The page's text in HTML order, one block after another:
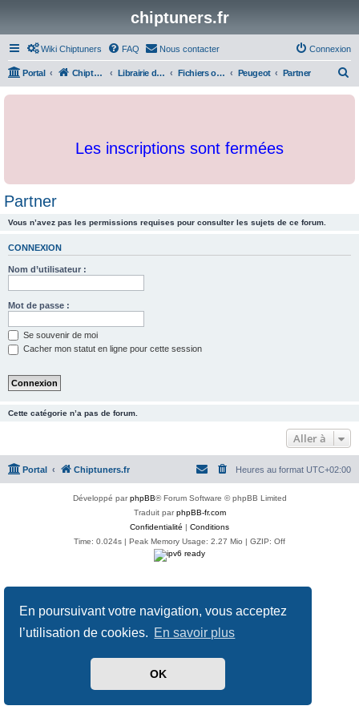
En poursuivant votre navigation, vous acceptez
l’utilisation de cookies. En savoir plus
OK
chiptuners.fr
Wiki Chiptuners FAQ Nous contacter Connexion
Portal Chiptuners.fr Librairie de documents et originaux Fichiers originaux Peugeot Partner
c
Les inscriptions sont fermées
Partner
Vous n’avez pas les permissions requises pour consulter les sujets de ce forum.
CONNEXION
Nom d’utilisateur :
Mot de passe :
Se souvenir de moi
Cacher mon statut en ligne pour cette session
Cette catégorie n’a pas de forum.
Aller à
Portal Chiptuners.fr Heures au format UTC+02:00
Développé parphpBB® Forum Software © phpBB Limited
Traduit parphpBB-fr.com
Confidentialité | Conditions
Time: 0.024s | Peak Memory Usage: 2.27 Mio | GZIP: Off